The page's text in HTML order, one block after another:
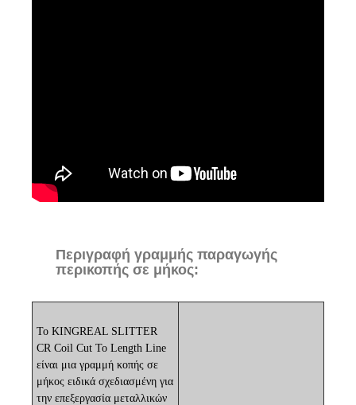
Περιγραφή γραμμής παραγωγής
περικοπής σε μήκος:
Το KINGREAL SLITTER
CR Coil Cut To Length Line
είναι μια γραμμή κοπής σε
μήκος ειδικά σχεδιασμένη για
την επεξεργασία μεταλλικών